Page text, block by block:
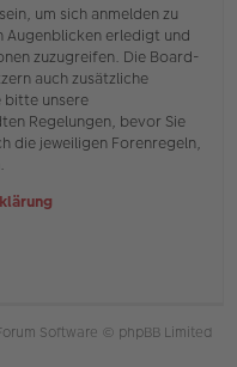
um sich anmelden zu
Augenblicken erledigt und
zuzugreifen. Die Board-
auch zusätzliche
bitte unsere
Regelungen, bevor Sie
die jeweiligen Forenregeln,
Software © phpBB Limited